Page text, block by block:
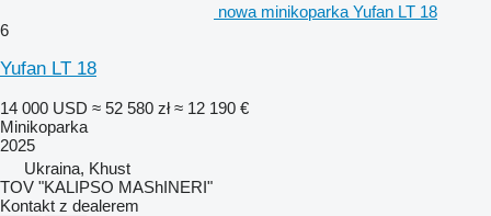
nowa minikoparka Yufan LT 18
6
Yufan LT 18
14 000 USD ≈ 52 580 zł ≈ 12 190 €
Minikoparka
2025
Ukraina, Khust
TOV "KALIPSO MAShINERI"
Kontakt z dealerem